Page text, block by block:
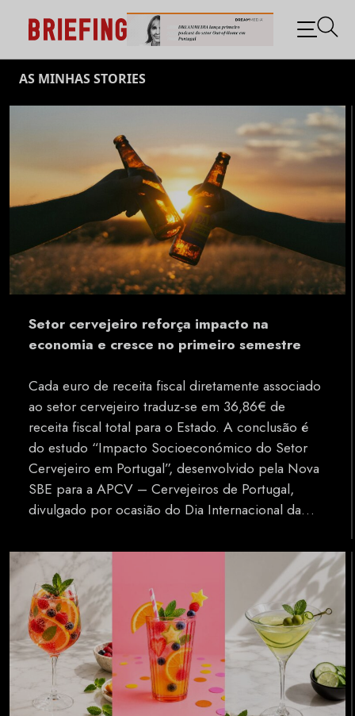
content
NOTÍCIAS SOBRE OS
NEGÓCIOS DO MARKETING E
DA PUBLICIDADE
AS MINHAS STORIES
Setor cervejeiro reforça impacto na
economia e cresce no primeiro semestre
Cada euro de receita fiscal diretamente associado
ao setor cervejeiro traduz-se em 36,86€ de
receita fiscal total para o Estado. A conclusão é
do estudo “Impacto Socioeconómico do Setor
Cervejeiro em Portugal”, desenvolvido pela Nova
SBE para a APCV – Cervejeiros de Portugal,
divulgado por ocasião do Dia Internacional da…